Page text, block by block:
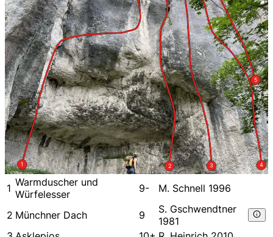
1 2 3 4
5
1 Warmduscher und
Würfelesser
9- M. Schnell 1996
2 Münchner Dach 9
S. Gschwendtner
1981